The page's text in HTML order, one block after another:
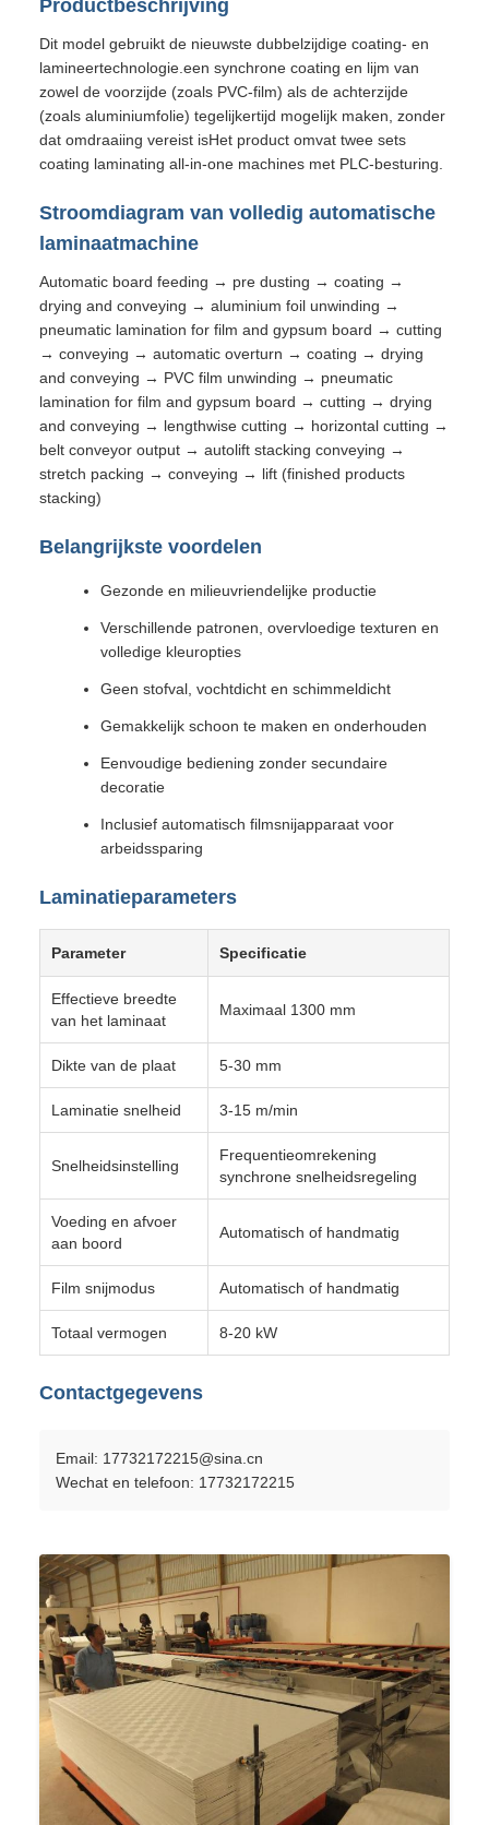
Productbeschrijving
Dit model gebruikt de nieuwste dubbelzijdige coating- en
lamineertechnologie.een synchrone coating en lijm van
zowel de voorzijde (zoals PVC-film) als de achterzijde
(zoals aluminiumfolie) tegelijkertijd mogelijk maken, zonder
dat omdraaiing vereist isHet product omvat twee sets
coating laminating all-in-one machines met PLC-besturing.
Stroomdiagram van volledig automatische
laminaatmachine
Automatic board feeding → pre dusting → coating →
drying and conveying → aluminium foil unwinding →
pneumatic lamination for film and gypsum board → cutting
→ conveying → automatic overturn → coating → drying
and conveying → PVC film unwinding → pneumatic
lamination for film and gypsum board → cutting → drying
and conveying → lengthwise cutting → horizontal cutting →
belt conveyor output → autolift stacking conveying →
stretch packing → conveying → lift (finished products
stacking)
Belangrijkste voordelen
Gezonde en milieuvriendelijke productie
Verschillende patronen, overvloedige texturen en
volledige kleuropties
Geen stofval, vochtdicht en schimmeldicht
Gemakkelijk schoon te maken en onderhouden
Eenvoudige bediening zonder secundaire
decoratie
Inclusief automatisch filmsnijapparaat voor
arbeidssparing
Laminatieparameters
Parameter Specificatie
Effectieve breedte
van het laminaat
Maximaal 1300 mm
Dikte van de plaat 5-30 mm
Laminatie snelheid 3-15 m/min
Snelheidsinstelling
Frequentieomrekening
synchrone snelheidsregeling
Voeding en afvoer
aan boord
Automatisch of handmatig
Film snijmodus Automatisch of handmatig
Totaal vermogen 8-20 kW
Contactgegevens
Email: 17732172215@sina.cn
Wechat en telefoon: 17732172215